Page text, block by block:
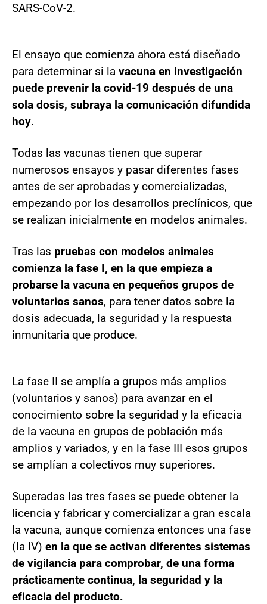
SARS-CoV-2.
El ensayo que comienza ahora está diseñado
para determinar si la vacuna en investigación
puede prevenir la covid-19 después de una
sola dosis, subraya la comunicación difundida
hoy.
Todas las vacunas tienen que superar
numerosos ensayos y pasar diferentes fases
antes de ser aprobadas y comercializadas,
empezando por los desarrollos preclínicos, que
se realizan inicialmente en modelos animales.
Tras las pruebas con modelos animales
comienza la fase I, en la que empieza a
probarse la vacuna en pequeños grupos de
voluntarios sanos, para tener datos sobre la
dosis adecuada, la seguridad y la respuesta
inmunitaria que produce.
La fase II se amplía a grupos más amplios
(voluntarios y sanos) para avanzar en el
conocimiento sobre la seguridad y la eficacia
de la vacuna en grupos de población más
amplios y variados, y en la fase III esos grupos
se amplían a colectivos muy superiores.
Superadas las tres fases se puede obtener la
licencia y fabricar y comercializar a gran escala
la vacuna, aunque comienza entonces una fase
(la IV) en la que se activan diferentes sistemas
de vigilancia para comprobar, de una forma
prácticamente continua, la seguridad y la
eficacia del producto.